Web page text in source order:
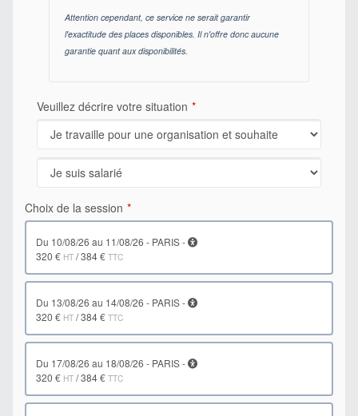
Attention cependant, ce service ne serait garantir
l'exactitude des places disponibles. Il n'offre donc aucune
garantie quant aux disponibilités.
Veuillez décrire votre situation
Choix de la session
du 10/08/26 au 11/08/26 - PARIS -
320 € HT /384 € TTC
du 13/08/26 au 14/08/26 - PARIS -
320 € HT /384 € TTC
du 17/08/26 au 18/08/26 - PARIS -
320 € HT /384 € TTC